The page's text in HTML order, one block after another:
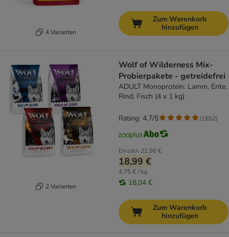
4 Varianten
Zum Warenkorb
hinzufügen
2 Varianten
Wolf of Wilderness Mix-
Probierpakete - getreidefrei
ADULT Monoprotein: Lamm, Ente,
Rind, Fisch (4 x 1 kg)
Einzeln 21,96 €
18,99 €
4,75 € / kg
18,04 €
Rating: 4.7/5 (1652)
Zum Warenkorb
hinzufügen